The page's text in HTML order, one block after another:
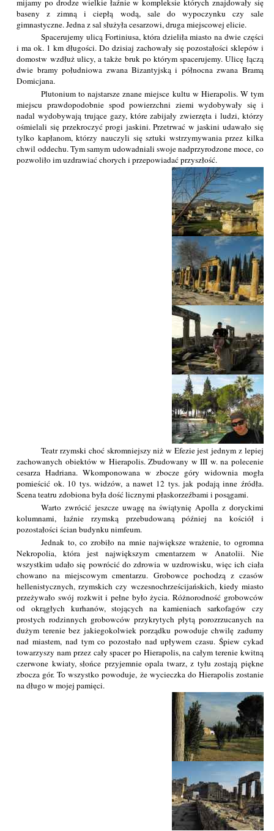
baseny z zimną i ciepłą wodą, sale do wypoczynku czy sale
gimnastyczne. Jedna z sal służyła cesarzowi, druga miejscowej elicie.
Spacerujemy ulicą Fortiniusa, która dzieliła miasto na dwie części
i ma ok. 1 km długości. Do dzisiaj zachowały się pozostałości sklepów i
domostw wzdłuż ulicy, a także bruk po którym spacerujemy. Ulicę łączą
dwie bramy południowa zwana Bizantyjską i północna zwana Bramą
Domicjana.
Plutonium to najstarsze znane miejsce kultu w Hierapolis. W tym
miejscu prawdopodobnie spod powierzchni ziemi wydobywały się i
nadal wydobywają trujące gazy, które zabijały zwierzęta i ludzi, którzy
ośmielali się przekroczyć progi jaskini. Przetrwać w jaskini udawało się
tylko kapłanom, którzy nauczyli się sztuki wstrzymywania przez kilka
chwil oddechu. Tym samym udowadniali swoje nadprzyrodzone moce, co
pozwoliło im uzdrawiać chorych i przepowiadać przyszłość.
Teatr rzymski choć skromniejszy niż w Efezie jest jednym z lepiej
zachowanych obiektów w Hierapolis. Zbudowany w III w. na polecenie
cesarza Hadriana. Wkomponowana w zbocze góry widownia mogła
pomieścić ok. 10 tys. widzów, a nawet 12 tys. jak podają inne źródła.
Scena teatru zdobiona była dość licznymi płaskorzeźbami i posągami.
Warto zwrócić jeszcze uwagę na świątynię Apolla z doryckimi
kolumnami, łaźnie rzymską przebudowaną później na kościół i
pozostałości ścian budynku nimfeum.
Jednak to, co zrobiło na mnie największe wrażenie, to ogromna
Nekropolia, która jest największym cmentarzem w Anatolii. Nie
wszystkim udało się powrócić do zdrowia w uzdrowisku, więc ich ciała
chowano na miejscowym cmentarzu. Grobowce pochodzą z czasów
hellenistycznych, rzymskich czy wczesnochrześcijańskich, kiedy miasto
przeżywało swój rozkwit i pełne było życia. Różnorodność grobowców
od okrągłych kurhanów, stojących na kamieniach sarkofagów czy
prostych rodzinnych grobowców przykrytych płytą porozrzucanych na
dużym terenie bez jakiegokolwiek porządku powoduje chwilę zadumy
nad miastem, nad tym co pozostało nad upływem czasu. Śpiew cykad
towarzyszy nam przez cały spacer po Hierapolis, na całym terenie kwitną
czerwone kwiaty, słońce przyjemnie opala twarz, z tyłu zostają piękne
zbocza gór. To wszystko powoduje, że wycieczka do Hierapolis zostanie
na długo w mojej pamięci.